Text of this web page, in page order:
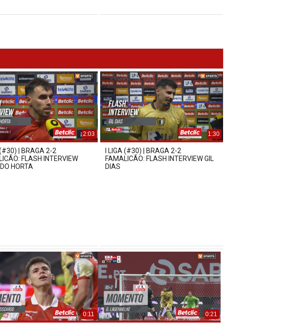
2:03
(#30) | BRAGA 2-2
FLASH INTERVIEW
HORTA
1:30
I LIGA (#30) | BRAGA 2-2
FAMALICÃO: FLASH INTERVIEW GIL
DIAS
0:11 0:21